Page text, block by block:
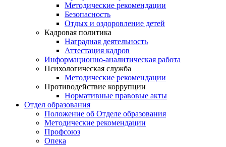
Методические рекомендации
Безопасность
Отдых и оздоровление детей
Кадровая политика
Наградная деятельность
Аттестация кадров
Информационно-аналитическая работа
Психологическая служба
Методические рекомендации
Противодействие коррупции
Нормативные правовые акты
Отдел образования
Положение об Отделе образования
Методические рекомендации
Профсоюз
Опека